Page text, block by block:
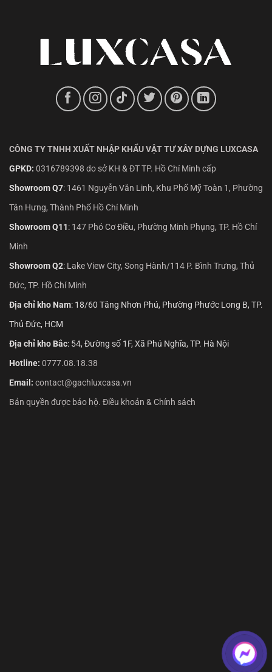
CÔNG TY TNHH XUẤT NHẬP KHẨU VẬT TƯ XÂY DỰNG LUXCASA
GPKD: 0316789398 do sở KH & ĐT TP. Hồ Chí Minh cấp
Showroom Q7: 1461 Nguyễn Văn Linh, Khu Phố Mỹ Toàn 1, Phường
Tân Hưng, Thành Phố Hồ Chí Minh
Showroom Q11: 147 Phó Cơ Điều, Phường Minh Phụng, TP. Hồ Chí
Minh
Showroom Q2: Lake View City, Song Hành/114 P. Bình Trưng, Thủ
Đức, TP. Hồ Chí Minh
Địa chỉ kho Nam: 18/60 Tăng Nhơn Phú, Phường Phước Long B, TP.
Thủ Đức, HCM
Địa chỉ kho Bắc: 54, Đường số 1F, Xã Phú Nghĩa, TP. Hà Nội
Hotline: 0777.08.18.38
Email: contact@gachluxcasa.vn
Bản quyền được bảo hộ. Điều khoản & Chính sách